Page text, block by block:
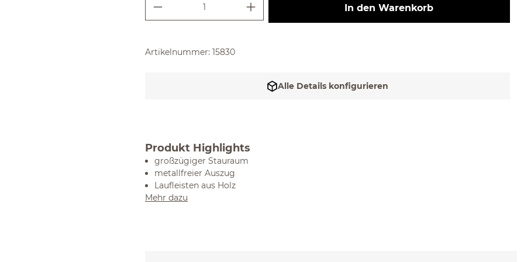
In den Warenkorb
Artikelnummer: 15830
Alle Details konfigurieren
Produkt Highlights
großzügiger Stauraum
metallfreier Auszug
Laufleisten aus Holz
Mehr dazu